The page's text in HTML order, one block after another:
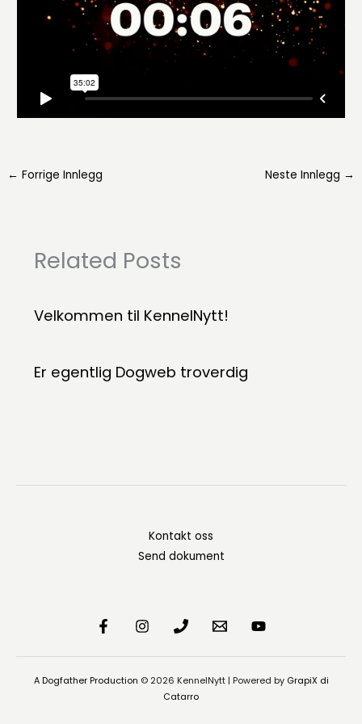
← Forrige Innlegg Neste Innlegg →
Related Posts
Velkommen til KennelNytt!
Er egentlig Dogweb troverdig
Kontakt oss
Send dokument
A Dogfather Production © 2026 KennelNytt | Powered by GrapiX di
Catarro